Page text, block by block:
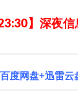
】深夜
百度网盘+迅雷